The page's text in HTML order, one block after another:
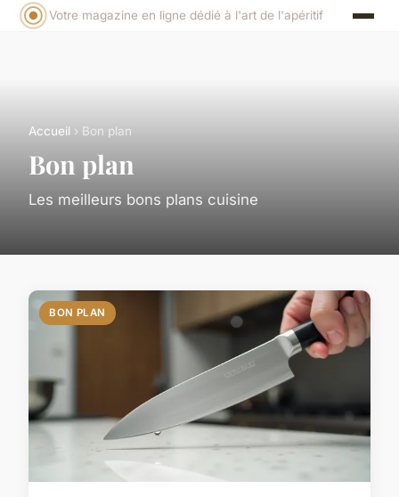
Votre magazine en ligne dédié à l'art de l'apéritif
Accueil › Bon plan
Bon plan
Les meilleurs bons plans cuisine
BON PLAN